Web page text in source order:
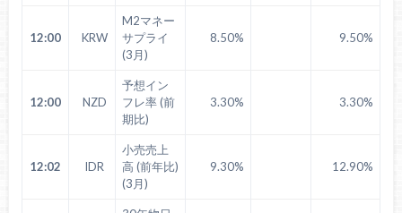
12:00 KRW
M2マネー
サプライ
(3月)
8.50% 9.50%
12:00 NZD
予想イン
フレ率 (前
期比)
3.30% 3.30%
12:02 IDR
小売売上
高 (前年比)
(3月)
9.30% 12.90%